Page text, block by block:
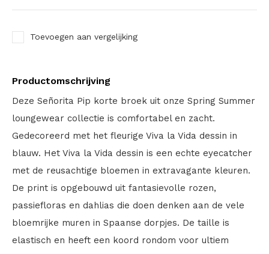
Toevoegen aan vergelijking
Productomschrijving
Deze Señorita Pip korte broek uit onze Spring Summer
loungewear collectie is comfortabel en zacht.
Gedecoreerd met het fleurige Viva la Vida dessin in
blauw. Het Viva la Vida dessin is een echte eyecatcher
met de reusachtige bloemen in extravagante kleuren.
De print is opgebouwd uit fantasievolle rozen,
passiefloras en dahlias die doen denken aan de vele
bloemrijke muren in Spaanse dorpjes. De taille is
elastisch en heeft een koord rondom voor ultiem